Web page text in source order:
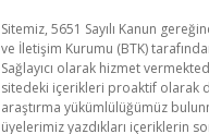
Sitemiz, 5651 Sayılı Kanun
ve İletişim Kurumu (BTK)
Sağlayıcı olarak hizmet
sitedeki içerikleri proaktif olarak
araştırma yükümlülüğümüz
üyelerimiz yazdıkları içeriklerin